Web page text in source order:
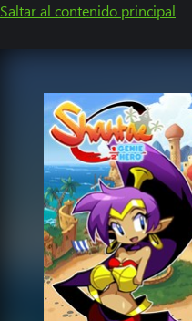
Saltar al contenido principal